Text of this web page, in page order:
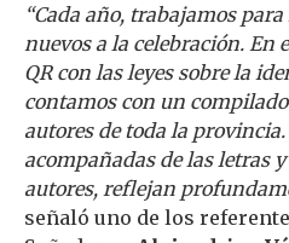
“Cada año, trabajamos
nuevos a la celebración. En
QR con las leyes sobre la
contamos con un
autores de toda la
acompañadas de las letras
autores, reflejan
señaló uno de los